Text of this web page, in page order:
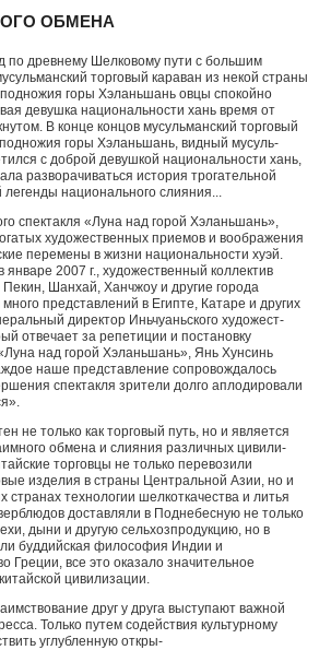
ОБМЕНА
по древнему Шел­ковому пути с большим
торговый караван из некой страны
горы Хэланьшань овцы спокойно
девушка национальности хань время от
В конце концов мусульманский торговый
горы Хэланьшань, видный мусуль­
с доброй девушкой национальности хань,
разворачиваться история трогательной
легенды национального слияния...
спектакля «Луна над горой Хэланьшань»,
художественных приемов и воображения
перемены в жизни на­циональности хуэй.
2007 г., художественный коллектив
Пекин, Шанхай, Ханчжоу и другие города
представле­ний в Египте, Катаре и других
директор Иньчуаньского художест­
отвечает за репетиции и постановку
над горой Хэланьшань», Янь Хунсинь
наше представление сопровождалось
спектакля зрители долго аплодировали
не только как тор­говый путь, но и является
обмена и слияния различных цивили­
торговцы не только перевозили
изделия в страны Центральной Азии, но и
странах технологии шелкоткачества и литья
доставля­ли в Поднебесную не только
дыни и другую сельхозпродукцию, но в
буддийская философия Индии и
Греции, все это оказало значительное
цивилизации.
друг у друга выступают важной
Только путем содействия культурному
углубленную откры-